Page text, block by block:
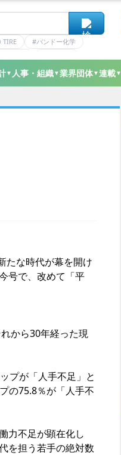
TIRE
#バンドー化学
▼ 人事・組織▼業界団体▼連載▼
たな時代が幕を開け
号で、改めて「平
から30年経った現
プが「人手不足」と
の75.8％が「人手不
力不足が顕在化し
を担う若手の絶対数